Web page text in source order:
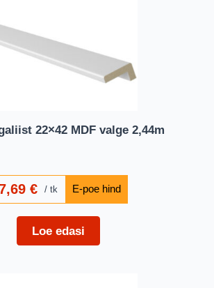
22×42 MDF valge 2,44m
€ tk
Loe edasi